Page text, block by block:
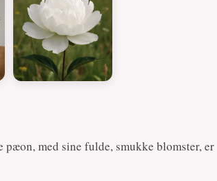
med sine fulde, smukke blomster, er